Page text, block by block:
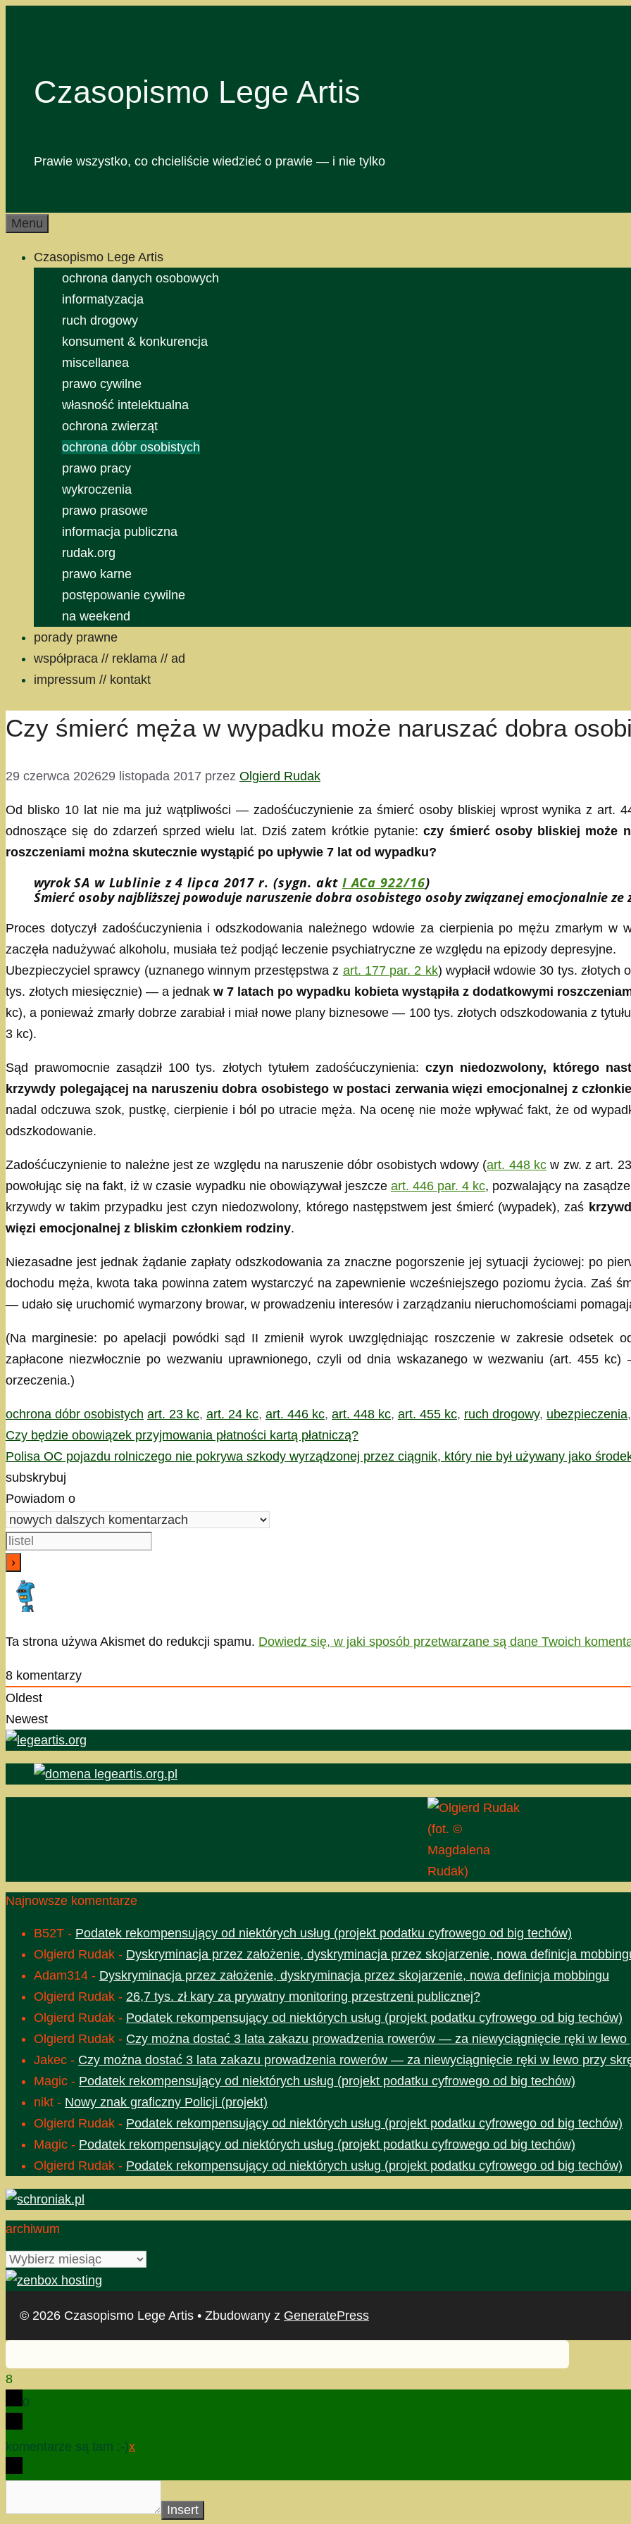
Czasopismo Lege Artis
Prawie wszystko, co chcieliście wiedzieć o prawie — i nie tylko
Menu
Czasopismo Lege Artis
ochrona danych osobowych
informatyzacja
ruch drogowy
konsument & konkurencja
miscellanea
prawo cywilne
własność intelektualna
ochrona zwierząt
ochrona dóbr osobistych
prawo pracy
wykroczenia
prawo prasowe
informacja publiczna
rudak.org
prawo karne
postępowanie cywilne
na weekend
porady prawne
współpraca // reklama // ad
impressum // kontakt
Czy śmierć męża w wypadku może naruszać dobra
29 czerwca 202629 listopada 2017 przez Olgierd Rudak
Od blisko 10 lat nie ma już wątpliwości — zadośćuczynienie za śmierć osoby bliskiej wprost wynika z art.
odnoszące się do zdarzeń sprzed wielu lat. Dziś zatem krótkie pytanie:czy śmierć osoby bliskiej może
roszczeniami można skutecznie wystąpić po upływie 7 lat od wypadku?
wyrokSA w Lubliniez4 lipca 2017 r. (sygn. akt I ACa 922/16)
Śmierć osoby najbliższej powoduje naruszenie dobra osobistego osoby związanej emocjonalnie ze
Proces dotyczył zadośćuczynienia i odszkodowania należnego wdowie za cierpienia po mężu zmarłym w
zaczęła nadużywać alkoholu, musiała też podjąć leczenie psychiatryczne ze względu na epizody depresyjne.
Ubezpieczyciel sprawcy (uznanego winnym przestępstwa z art. 177 par. 2 kk) wypłacił wdowie 30 tys.
tys. złotych miesięcznie) — a jednak w 7 latach po wypadku kobieta wystąpiła z dodatkowymi
kc), a ponieważ zmarły dobrze zarabiał i miał nowe plany biznesowe — 100 tys. złotych odszkodowania z
3 kc).
Sąd prawomocnie zasądził 100 tys. złotych tytułem zadośćuczynienia: czyn niedozwolony, którego
krzywdy polegającej na naruszeniu dobra osobistego w postaci zerwania więzi emocjonalnej z
nadal odczuwa szok, pustkę, cierpienie i ból po utracie męża. Na ocenę nie może wpływać fakt, że od
odszkodowanie.
Zadośćuczynienie to należne jest ze względu na naruszenie dóbr osobistych wdowy (art. 448 kc w zw. z art.
powołując się na fakt, iż w czasie wypadku nie obowiązywał jeszcze art. 446 par. 4 kc, pozwalający na
krzywdy w takim przypadku jest czyn niedozwolony, którego następstwem jest śmierć (wypadek), zaś
więzi emocjonalnej z bliskim członkiem rodziny.
Niezasadne jest jednak żądanie zapłaty odszkodowania za znaczne pogorszenie jej sytuacji życiowej: po
dochodu męża, kwota taka powinna zatem wystarczyć na zapewnienie wcześniejszego poziomu życia. Zaś
— udało się uruchomić wymarzony browar, w prowadzeniu interesów i zarządzaniu nieruchomościami
(Na marginesie: po apelacji powódki sąd II zmienił wyrok uwzględniając roszczenie w zakresie
zapłacone niezwłocznie po wezwaniu uprawnionego, czyli od dnia wskazanego w wezwaniu (art. 455
orzeczenia.)
Kategorie
ochrona dóbr osobistych Tagi
art. 23 kc, art. 24 kc, art. 446 kc, art. 448 kc, art. 455 kc, ruch drogowy, ubezpieczenia
Czy będzie obowiązek przyjmowania płatności kartą płatniczą?
Polisa OC pojazdu rolniczego nie pokrywa szkody wyrządzonej przez ciągnik, który nie był używany jako
subskrybuj
Powiadom o
Ta strona używa Akismet do redukcji spamu. Dowiedz się, w jaki sposób przetwarzane są dane Twoich
8 komentarzy
Oldest
Newest
(fot. ©
Magdalena
Rudak)
Najnowsze komentarze
B52T - Podatek rekompensujący od niektórych usług (projekt podatku cyfrowego od big techów)
Olgierd Rudak - Dyskryminacja przez założenie, dyskryminacja przez skojarzenie, nowa definicja
Adam314 - Dyskryminacja przez założenie, dyskryminacja przez skojarzenie, nowa definicja mobbingu
Olgierd Rudak - 26,7 tys. zł kary za prywatny monitoring przestrzeni publicznej?
Olgierd Rudak - Podatek rekompensujący od niektórych usług (projekt podatku cyfrowego od big techów)
Olgierd Rudak - Czy można dostać 3 lata zakazu prowadzenia rowerów — za niewyciągnięcie ręki w lewo
Jakec - Czy można dostać 3 lata zakazu prowadzenia rowerów — za niewyciągnięcie ręki w lewo przy
Magic - Podatek rekompensujący od niektórych usług (projekt podatku cyfrowego od big techów)
nikt - Nowy znak graficzny Policji (projekt)
Olgierd Rudak - Podatek rekompensujący od niektórych usług (projekt podatku cyfrowego od big techów)
Magic - Podatek rekompensujący od niektórych usług (projekt podatku cyfrowego od big techów)
Olgierd Rudak - Podatek rekompensujący od niektórych usług (projekt podatku cyfrowego od big techów)
archiwum
archiwum
© 2026 Czasopismo Lege Artis • Zbudowany z GeneratePress
8
0
komentarze są tam :-)x
Insert